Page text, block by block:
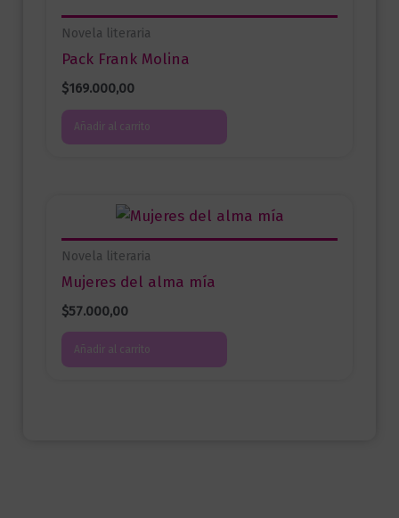
Novela literaria
Pack Frank Molina
$169.000,00
Añadir al carrito
Novela literaria
Mujeres del alma mía
$57.000,00
Añadir al carrito